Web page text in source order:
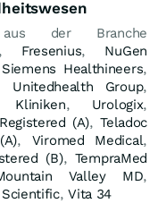
der Branche
Fresenius, NuGen
Siemens Healthineers,
Unitedhealth Group,
Kliniken, Urologix,
(A),Teladoc
, Viromed Medical,
(B), TempraMed
Valley MD,
,Vita 34